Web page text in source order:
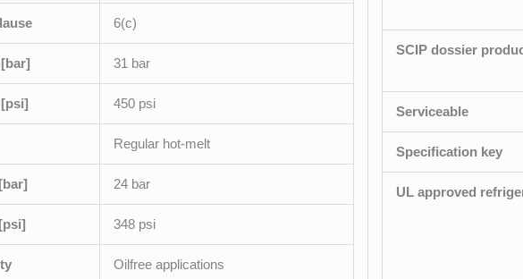
6(c)
31 bar
450 psi
Regular hot-melt
24 bar
348 psi
Oilfree applications
SCIP dossier
Serviceable
Specification key
UL approved